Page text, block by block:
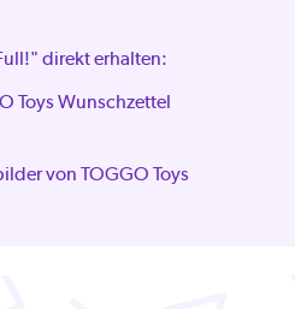
direkt erhalten:
Toys Wunschzettel
von TOGGO Toys